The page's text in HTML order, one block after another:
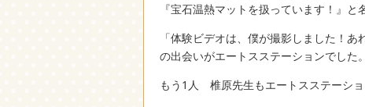
『宝石温熱マットを扱っています！』と
「体験ビデオは、僕が撮影しました！
の出会いがエートスステーションでした。
もう1人 椎原先生もエートスステーショ